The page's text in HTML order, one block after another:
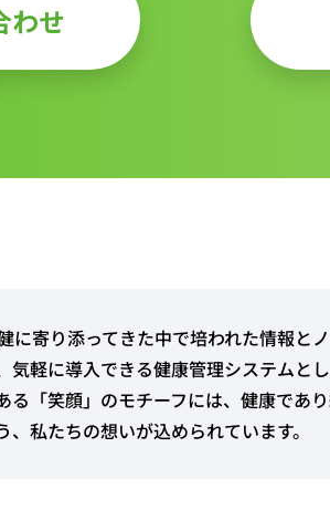
わせ
に寄り添ってきた中で培われた情報と
気軽に導入できる健康管理システムと
る「笑顔」のモチーフには、健康であ
私たちの想いが込められています。